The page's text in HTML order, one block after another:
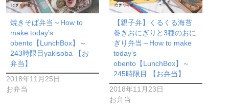
焼きそば弁当～How to
make today’s
obento【LunchBox】～
243時限目yakisoba 【お
弁当】
2018年11月25日
お弁当
【親子弁】くるくる海苔
巻きおにぎりと3種のおに
ぎり弁当～How to make
today’s
obento【LunchBox】～
245時限目 【お弁当】
2018年11月23日
お弁当